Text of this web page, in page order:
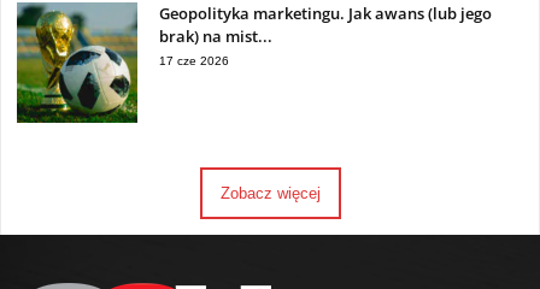
Geopolityka marketingu. Jak awans (lub jego
brak) na mist...
17 cze 2026
Zobacz więcej